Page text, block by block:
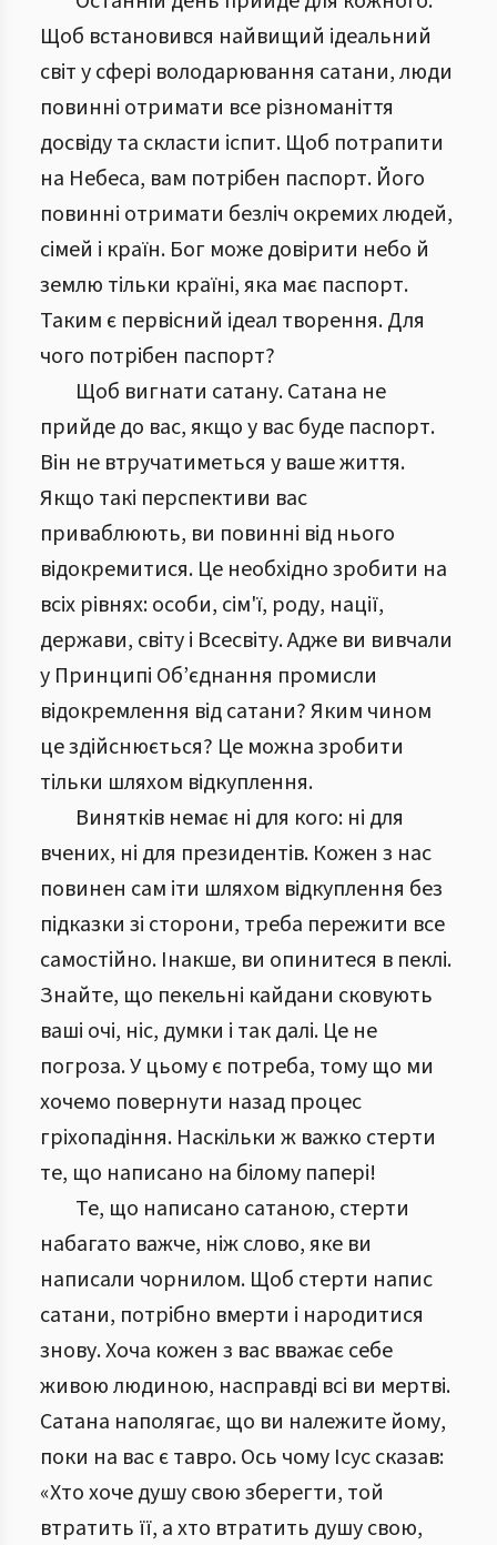
Щоб встановився найвищий ідеальний
світ у сфері володарювання сатани, люди
повинні отримати все різноманіття
досвіду та скласти іспит. Щоб потрапити
на Небеса, вам потрібен паспорт. Його
повинні отримати безліч окремих людей,
сімей і країн. Бог може довірити небо й
землю тільки країні, яка має паспорт.
Таким є первісний ідеал творення. Для
чого потрібен паспорт?
Щоб вигнати сатану. Сатана не
прийде до вас, якщо у вас буде паспорт.
Він не втручатиметься у ваше життя.
Якщо такі перспективи вас
приваблюють, ви повинні від нього
відокремитися. Це необхідно зробити на
всіх рівнях: особи, сім'ї, роду, нації,
держави, світу і Всесвіту. Адже ви вивчали
у Принципі Об’єднання промисли
відокремлення від сатани? Яким чином
це здійснюється? Це можна зробити
тільки шляхом відкуплення.
Винятків немає ні для кого: ні для
вчених, ні для президентів. Кожен з нас
повинен сам іти шляхом відкуплення без
підказки зі сторони, треба пережити все
самостійно. Інакше, ви опинитеся в пеклі.
Знайте, що пекельні кайдани сковують
ваші очі, ніс, думки і так далі. Це не
погроза. У цьому є потреба, тому що ми
хочемо повернути назад процес
гріхопадіння. Наскільки ж важко стерти
те, що написано на білому папері!
Те, що написано сатаною, стерти
набагато важче, ніж слово, яке ви
написали чорнилом. Щоб стерти напис
сатани, потрібно вмерти і народитися
знову. Хоча кожен з вас вважає себе
живою людиною, насправді всі ви мертві.
Сатана наполягає, що ви належите йому,
поки на вас є тавро. Ось чому Ісус сказав:
«Хто хоче душу свою зберегти, той
втратить її, а хто втратить душу свою,